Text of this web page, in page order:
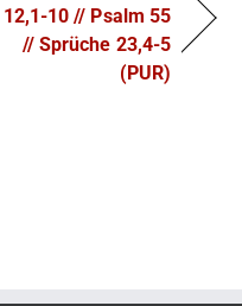
12,1-10 // Psalm 55
// Sprüche 23,4-5
(PUR)